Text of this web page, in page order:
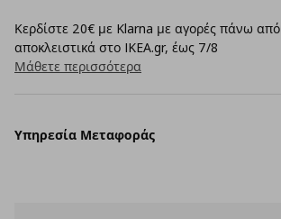
Κερδίστε 20€ με Klarna με αγορές πάνω
αποκλειστικά στο IKEA.gr, έως 7/8
Μάθετε περισσότερα
Υπηρεσία Μεταφοράς